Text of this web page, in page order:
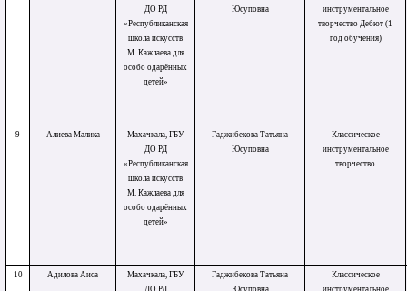
ДО РД
«Республиканская
школа искусств
М. Кажлаева для
особо одарённых
детей»
Юсуповна
инструментальное
творчество Дебют (1
год обучения)
9 Алиева Малика
Махачкала, ГБУ
ДО РД
«Республиканская
школа искусств
М. Кажлаева для
особо одарённых
детей»
Гаджибекова Татьяна
Юсуповна
Классическое
инструментальное
творчество
10 Адилова Аиса
Махачкала, ГБУ
ДО РД
Гаджибекова Татьяна
Юсуповна
Классическое
инструментальное